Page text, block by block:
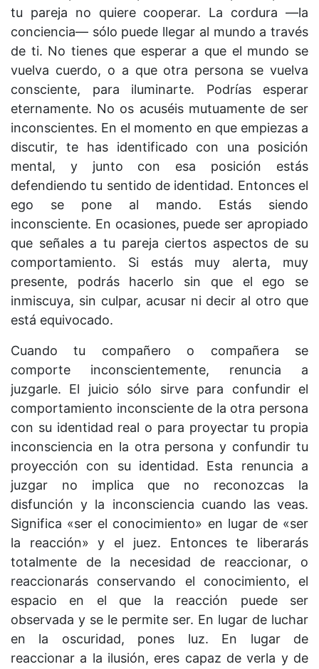
tu pareja no quiere cooperar. La cordura —la
conciencia— sólo puede llegar al mundo a través
de ti. No tienes que esperar a que el mundo se
vuelva cuerdo, o a que otra persona se vuelva
consciente, para iluminarte. Podrías esperar
eternamente. No os acuséis mutuamente de ser
inconscientes. En el momento en que empiezas a
discutir, te has identificado con una posición
mental, y junto con esa posición estás
defendiendo tu sentido de identidad. Entonces el
ego se pone al mando. Estás siendo
inconsciente. En ocasiones, puede ser apropiado
que señales a tu pareja ciertos aspectos de su
comportamiento. Si estás muy alerta, muy
presente, podrás hacerlo sin que el ego se
inmiscuya, sin culpar, acusar ni decir al otro que
está equivocado.
Cuando tu compañero o compañera se
comporte inconscientemente, renuncia a
juzgarle. El juicio sólo sirve para confundir el
comportamiento inconsciente de la otra persona
con su identidad real o para proyectar tu propia
inconsciencia en la otra persona y confundir tu
proyección con su identidad. Esta renuncia a
juzgar no implica que no reconozcas la
disfunción y la inconsciencia cuando las veas.
Significa «ser el conocimiento» en lugar de «ser
la reacción» y el juez. Entonces te liberarás
totalmente de la necesidad de reaccionar, o
reaccionarás conservando el conocimiento, el
espacio en el que la reacción puede ser
observada y se le permite ser. En lugar de luchar
en la oscuridad, pones luz. En lugar de
reaccionar a la ilusión, eres capaz de verla y de